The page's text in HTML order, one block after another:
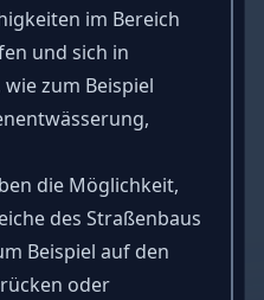
im Bereich
und sich in
zum Beispiel
die Möglichkeit,
des Straßenbaus
Beispiel auf den
oder